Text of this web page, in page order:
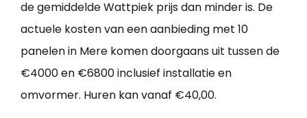
de gemiddelde Wattpiek prijs dan minder is. De
actuele kosten van een aanbieding met 10
panelen in Mere komen doorgaans uit tussen de
€4000 en €6800 inclusief installatie en
omvormer. Huren kan vanaf €40,00.